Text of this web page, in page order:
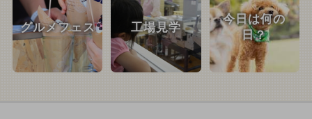
グルメフェス 工場見学
今日は何の
日？